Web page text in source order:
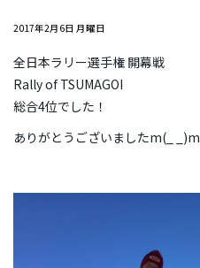
2017年2月6日 月曜日
全日本ラリー選手権 開幕戦
Rally of TSUMAGOI
総合4位でした！
ありがとうございましたm(_ _)m